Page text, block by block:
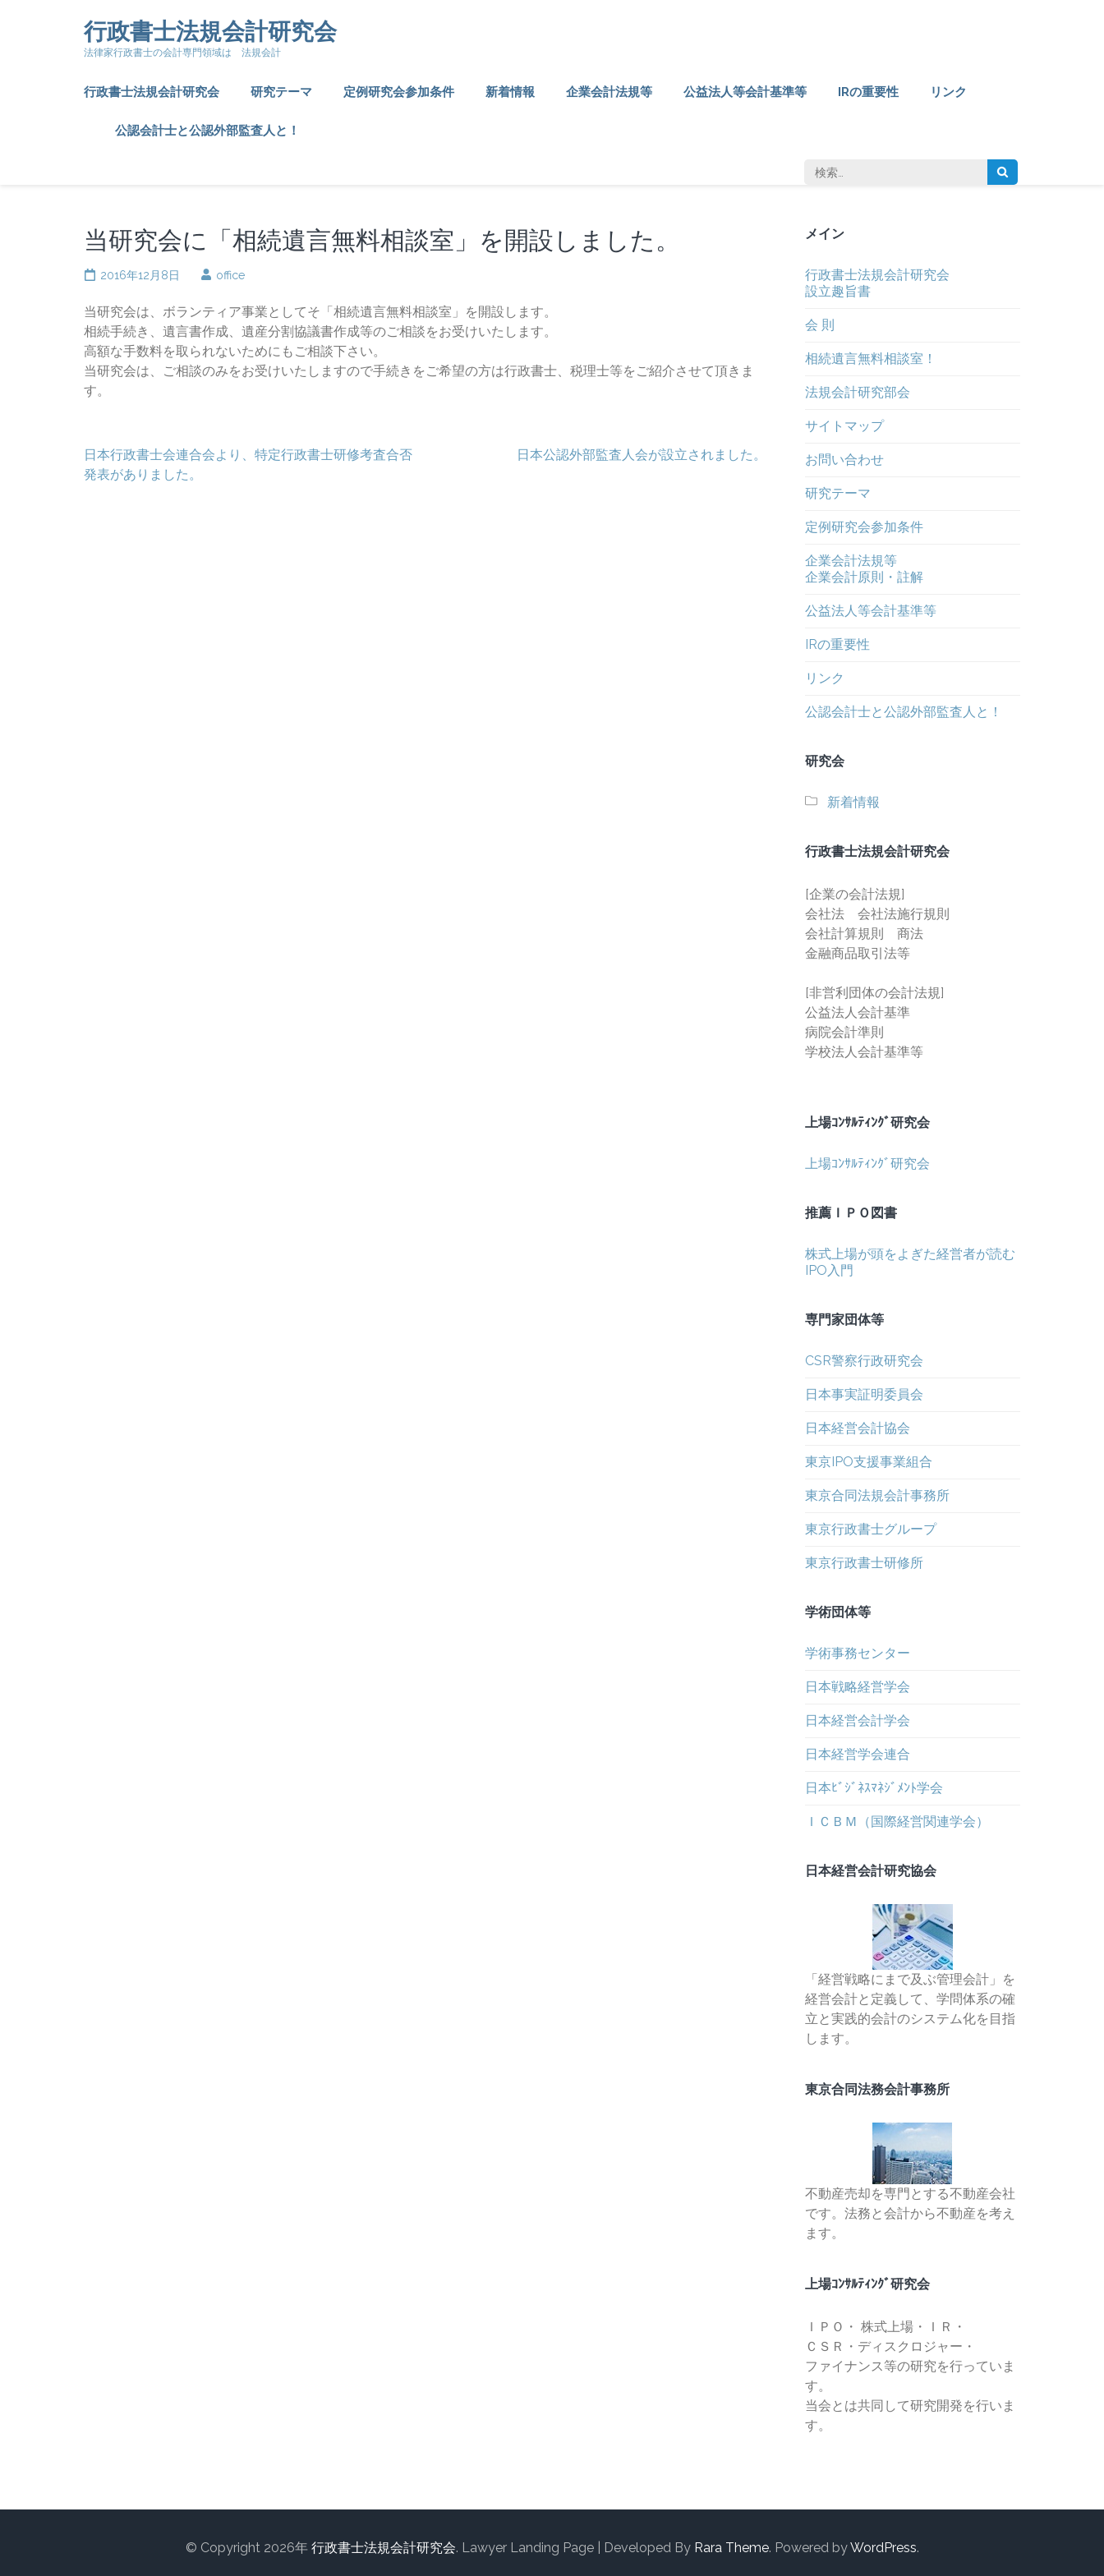
行政書士法規会計研究会
法律家行政書士の会計専門領域は 法規会計
行政書士法規会計研究会 研究テーマ 定例研究会参加条件 新着情報 企業会計法規等 公益法人等会計基準等 IRの重要性 リンク
公認会計士と公認外部監査人と！
索:
当研究会に「相続遺言無料相談室」を開設しました。
2016年12月8日 office
当研究会は、ボランティア事業としてそ「相続遺言無料相談室」を開設します。
相続手続き、遺言書作成、遺産分割協議書作成等のご相談をお受けいたします。
高額な手数料を取られないためにもご相談下さい。
当研究会は、ご相談のみをお受けいたしますので手続きをご希望の方は行政書士、税理士等をご紹介させて頂きま
す。
投
稿
日本行政書士会連合会より、特定行政書士研修考査合否
発表がありました。
日本公認外部監査人会が設立されました。
メイン
行政書士法規会計研究会
設立趣旨書
会 則
相続遺言無料相談室！
法規会計研究部会
サイトマップ
お問い合わせ
研究テーマ
定例研究会参加条件
企業会計法規等
企業会計原則・註解
公益法人等会計基準等
IRの重要性
リンク
公認会計士と公認外部監査人と！
研究会
新着情報
行政書士法規会計研究会
[企業の会計法規]
会社法 会社法施行規則
会社計算規則 商法
金融商品取引法等
[非営利団体の会計法規]
公益法人会計基準
病院会計準則
学校法人会計基準等
上場ｺﾝｻﾙﾃｨﾝｸﾞ研究会
上場ｺﾝｻﾙﾃｨﾝｸﾞ研究会
推薦ＩＰＯ図書
株式上場が頭をよぎた経営者が読む
IPO入門
専門家団体等
CSR警察行政研究会
日本事実証明委員会
日本経営会計協会
東京IPO支援事業組合
東京合同法規会計事務所
東京行政書士グループ
東京行政書士研修所
学術団体等
学術事務センター
日本戦略経営学会
日本経営会計学会
日本経営学会連合
日本ﾋﾞｼﾞﾈｽﾏﾈｼﾞﾒﾝﾄ学会
ＩＣＢＭ（国際経営関連学会）
日本経営会計研究協会
「経営戦略にまで及ぶ管理会計」を
経営会計と定義して、学問体系の確
立と実践的会計のシステム化を目指
します。
東京合同法務会計事務所
不動産売却を専門とする不動産会社
です。法務と会計から不動産を考え
ます。
上場ｺﾝｻﾙﾃｨﾝｸﾞ研究会
ＩＰＯ・ 株式上場・ＩＲ・
ＣＳＲ・ディスクロジャー・
ファイナンス等の研究を行っていま
す。
当会とは共同して研究開発を行いま
す。
© Copyright 2026年 行政書士法規会計研究会. Lawyer Landing Page | Developed By Rara Theme. Powered byWordPress.